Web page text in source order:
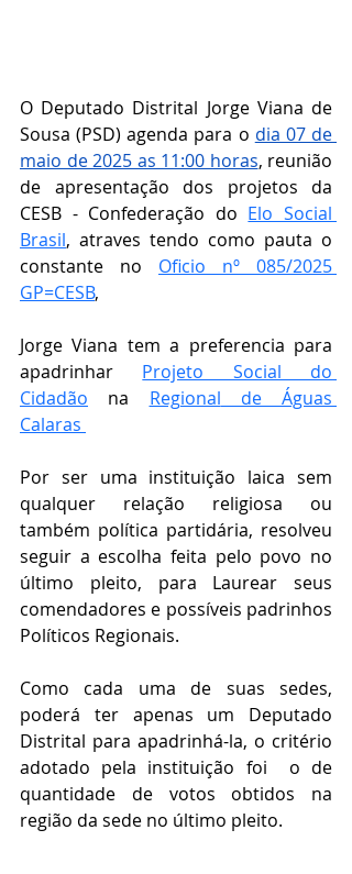
O Deputado Distrital Jorge Viana de
Sousa (PSD) agenda para o dia 07 de
maio de 2025 as 11:00 horas, reunião
de apresentação dos projetos da
CESB - Confederação do Elo Social
Brasil, atraves tendo como pauta o
constante no Oficio nº 085/2025
GP=CESB,
Jorge Viana tem a preferencia para
apadrinhar Projeto Social do
Cidadão na Regional de Águas
Calaras
Por ser uma instituição laica sem
qualquer relação religiosa ou
também política partidária, resolveu
seguir a escolha feita pelo povo no
último pleito, para Laurear seus
comendadores e possíveis padrinhos
Políticos Regionais.
Como cada uma de suas sedes,
poderá ter apenas um Deputado
Distrital para apadrinhá-la, o critério
adotado pela instituição foi  o de
quantidade de votos obtidos na
região da sede no último pleito.